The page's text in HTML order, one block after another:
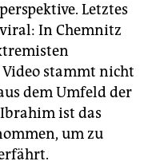
Letztes
In Chemnitz
stammt nicht
dem Umfeld der
ist das
um zu